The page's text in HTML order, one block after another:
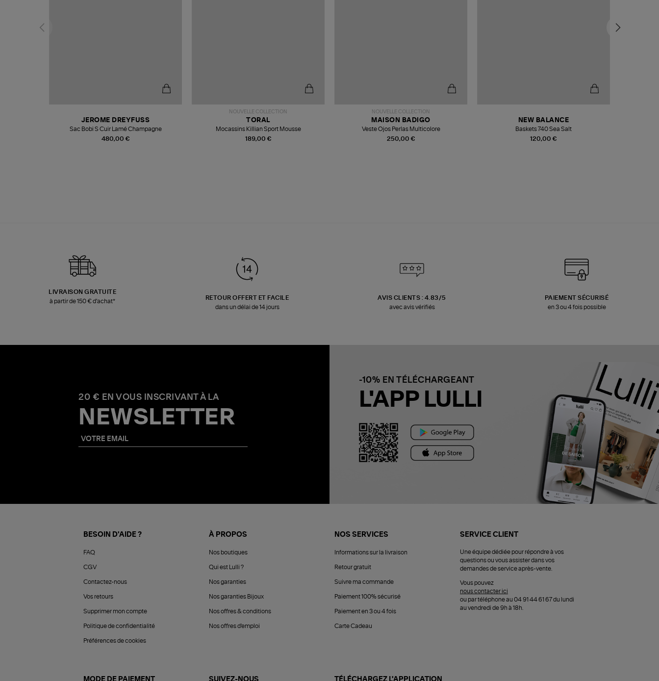
480,00 €
JEROME DREYFUSS
Sac Bobi S Cuir Lamé Champagne
NOUVELLE COLLECTION
189,00 €
TORAL
Mocassins Killian Sport Mousse
NOUVELLE COLLECTION
250,00 €
MAISON BADIGO
Veste Ojos Perlas Multicolore
120,00 €
NEW BALANCE
Baskets 740 Sea Salt
LIVRAISON GRATUITE
à partir de 150 € d'achat*
RETOUR OFFERT ET FACILE
dans un délai de 14 jours
AVIS CLIENTS : 4.83/5
avec avis vérifiés
PAIEMENT SÉCURISÉ
en 3 ou 4 fois possible
20 € EN VOUS INSCRIVANT À LA
NEWSLETTER
-10% EN TÉLÉCHARGEANT
L'APP LULLI
BESOIN D'AIDE ?
FAQ
CGV
Contactez-nous
Vos retours
Supprimer mon compte
Politique de confidentialité
Préférences de cookies
À PROPOS
Nos boutiques
Qui est Lulli ?
Nos garanties
Nos garanties Bijoux
Nos offres & conditions
Nos offres d'emploi
NOS SERVICES
Informations sur la livraison
Retour gratuit
Suivre ma commande
Paiement 100% sécurisé
Paiement en 3 ou 4 fois
Carte Cadeau
SERVICE CLIENT
Une équipe dédiée pour répondre à vos
questions ou vous assister dans vos
demandes de service après-vente.
Vous pouvez
nous contacter ici
ou par téléphone au 04 91 44 61 67 du lundi
au vendredi de 9h à 18h.
MODE DE PAIEMENT SUIVEZ-NOUS TÉLÉCHARGEZ L'APPLICATION